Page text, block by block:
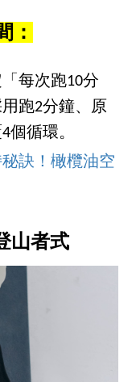
：
每次跑10分
跑2分鐘、原
個循環。
訣！橄欖油空
山者式